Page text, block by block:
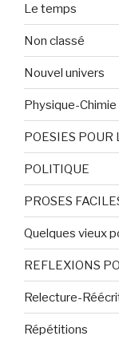
Le temps
Non classé
Nouvel univers
Physique-Chimie
POESIES POUR
POLITIQUE
PROSES
Quelques vieux
REFLEXIONS
Relecture-
Répétitions